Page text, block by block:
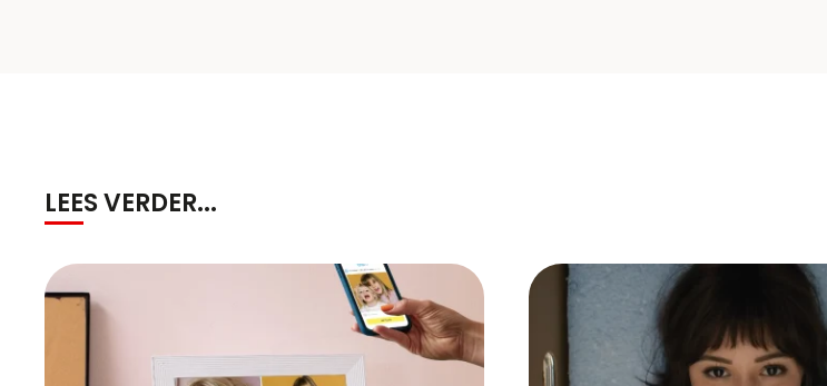
LEES VERDER...